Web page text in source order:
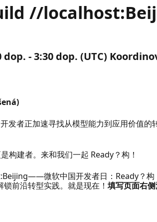
//
dop. - 3:30 dop. (UTC)
发者正加速寻找从模型能力到应用价值
构建者。来和我们一起 Ready？构！
微软中国开发者日：Ready？构
前沿转型实践。就是现在！填写页面右